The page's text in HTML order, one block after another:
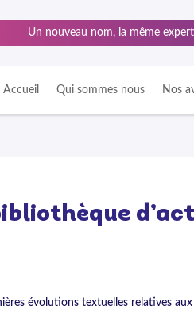
Un nouveau nom, la même
Accueil Qui sommes nous Nos
évolutions textuelles relatives